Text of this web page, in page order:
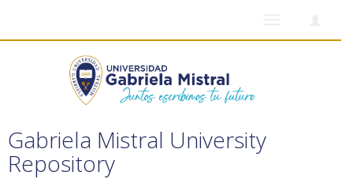
Gabriela Mistral University
Repository